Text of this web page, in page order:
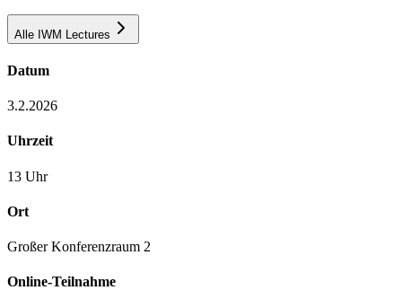
Alle IWM Lectures
Datum
3.2.2026
Uhrzeit
13 Uhr
Ort
Großer Konferenzraum 2
Online-Teilnahme